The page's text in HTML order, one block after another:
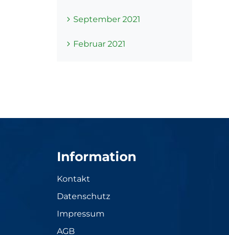
September 2021
Februar 2021
Information
Kontakt
Datenschutz
Impressum
AGB